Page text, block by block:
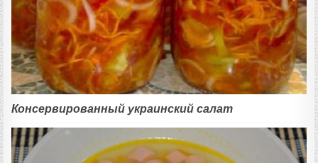
Консервированный украинский салат